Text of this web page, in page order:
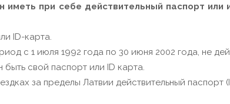
при себе действительный паспорт или
ID-карта.
с 1 июля 1992 года по 30 июня 2002 года, не
свой паспорт или ID карта.
за пределы Латвии действительный паспорт